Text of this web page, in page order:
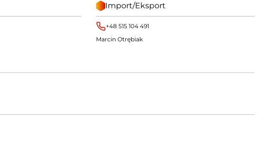
Import/Eksport
+48 515 104 491
Marcin Otrębiak